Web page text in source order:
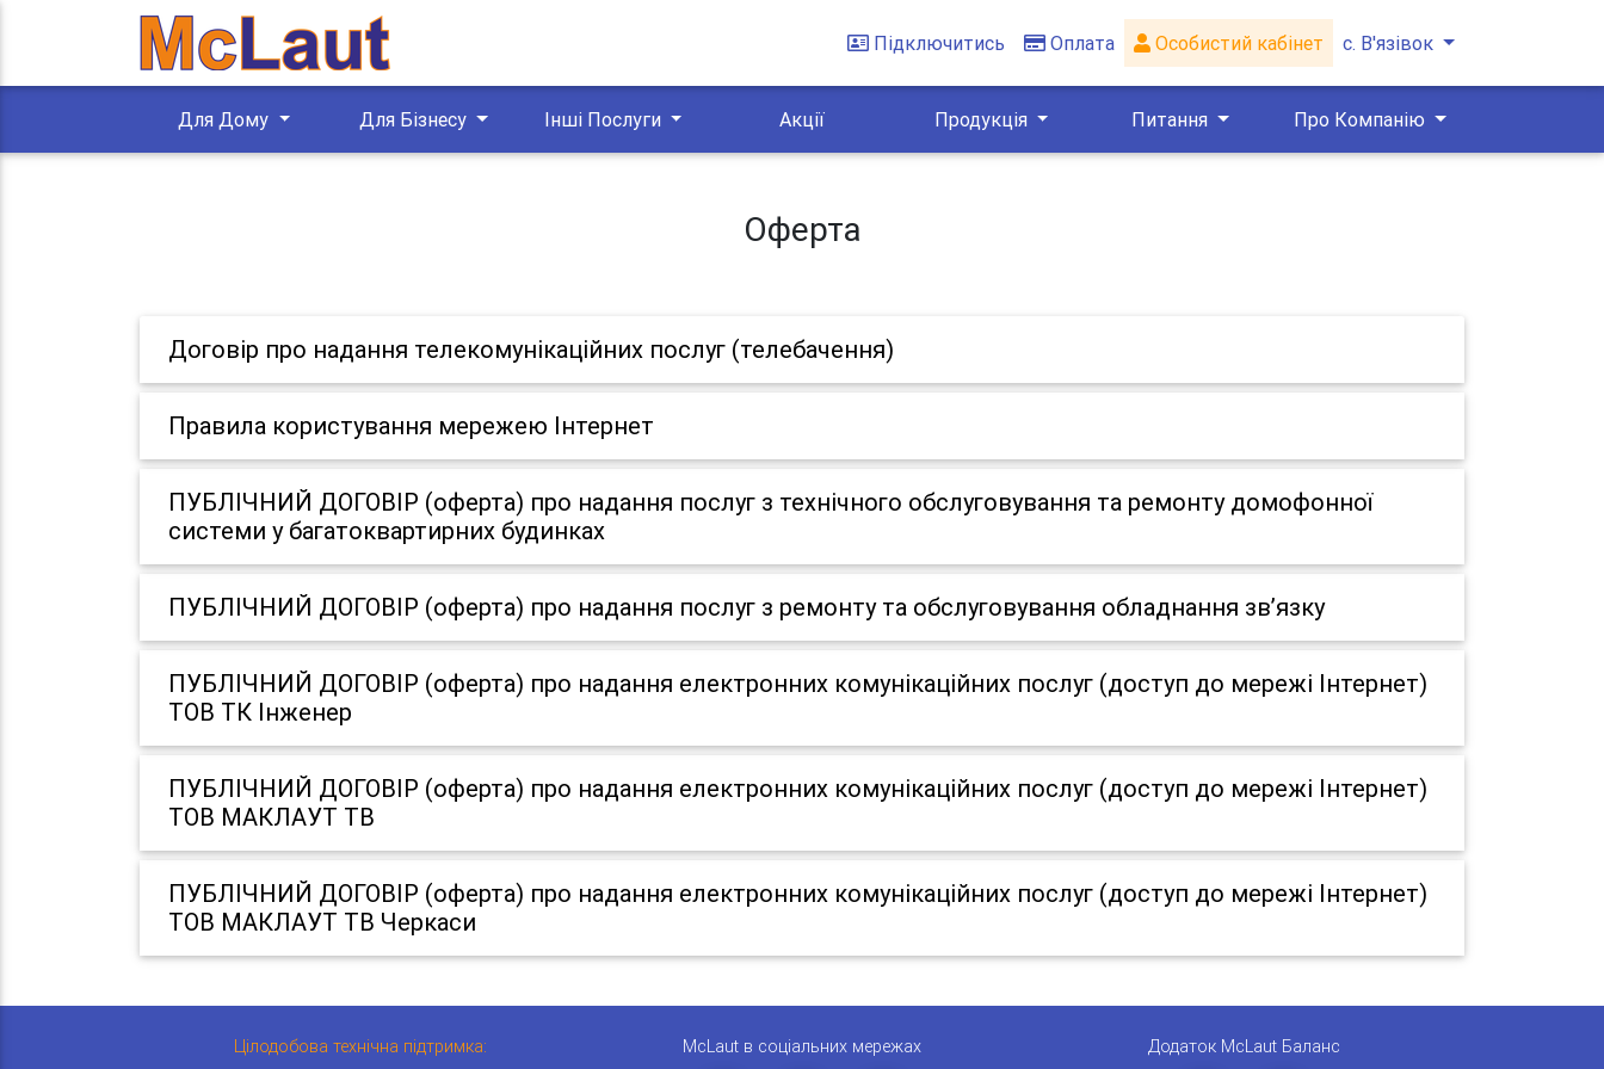
Підключитись Оплата Особистий кабінет с. В'язівок
Для Дому Для Бізнесу Інші Послуги Акції Продукція Питання Про Компанію
Оферта
Договір про надання телекомунікаційних послуг (телебачення)
Правила користування мережею Інтернет
ПУБЛІЧНИЙ ДОГОВІР (оферта) про надання послуг з технічного обслуговування та ремонту домофонної
системи у багатоквартирних будинках
ПУБЛІЧНИЙ ДОГОВІР (оферта) про надання послуг з ремонту та обслуговування обладнання зв’язку
ПУБЛІЧНИЙ ДОГОВІР (оферта) про надання електронних комунікаційних послуг (доступ до мережі Інтернет)
ТОВ ТК Інженер
ПУБЛІЧНИЙ ДОГОВІР (оферта) про надання електронних комунікаційних послуг (доступ до мережі Інтернет)
ТОВ МАКЛАУТ ТВ
ПУБЛІЧНИЙ ДОГОВІР (оферта) про надання електронних комунікаційних послуг (доступ до мережі Інтернет)
ТОВ МАКЛАУТ ТВ Черкаси
Цілодобова технічна підтримка: McLaut в соціальних мережах Додаток McLaut Баланс